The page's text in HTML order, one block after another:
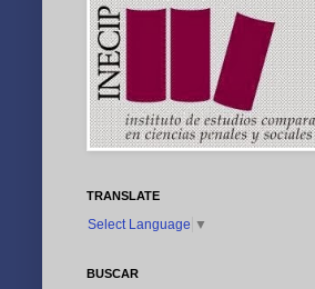
TRANSLATE
Select Language ▼
BUSCAR